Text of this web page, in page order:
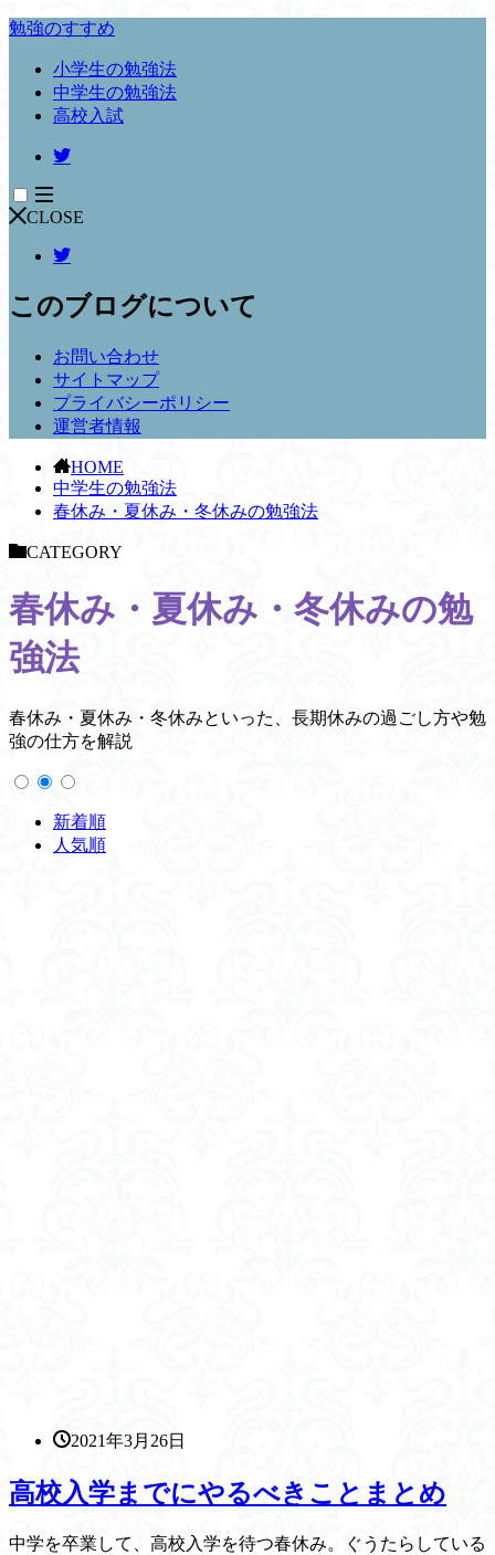
勉強のすすめ
小学生の勉強法
中学生の勉強法
高校入試
CLOSE
このブログについて
お問い合わせ
サイトマップ
プライバシーポリシー
運営者情報
HOME
中学生の勉強法
春休み・夏休み・冬休みの勉強法
CATEGORY
春休み・夏休み・冬休みの勉
強法
春休み・夏休み・冬休みといった、長期休みの過ごし方や勉
強の仕方を解説
新着順
人気順
2021年3月26日
高校入学までにやるべきことまとめ
中学を卒業して、高校入学を待つ春休み。ぐうたらしている